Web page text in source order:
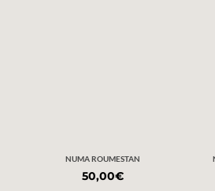
NUMA ROUMESTAN
50,00€